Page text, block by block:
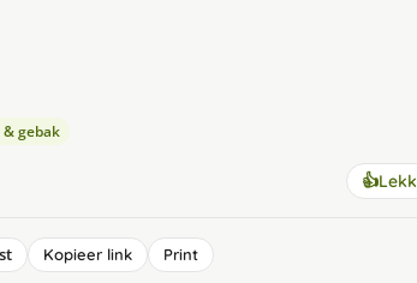
gebak
👍
Kopieer link Print